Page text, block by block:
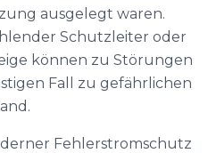
ausgelegt waren.
Schutzleiter oder
können zu Störungen
Fall zu gefährlichen
Fehlerstromschutz